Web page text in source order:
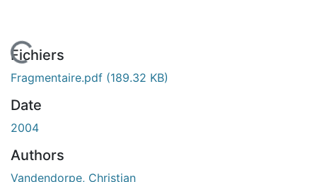
En cours de chargement...
Fichiers
Fragmentaire.pdf (189.32 KB)
Date
2004
Authors
Vandendorpe, Christian